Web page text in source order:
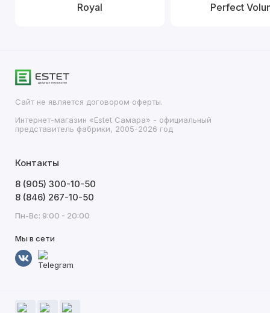
Royal Perfect
Сайт не является договором оферты.
Интернет-магазин «Estet Самара» - официальный
представитель фабрики, 2005-2026 год
Контакты
8 (905) 300-10-50
8 (846) 267-10-50
Пн-Вс: 9:00 - 20:00
Мы в сети